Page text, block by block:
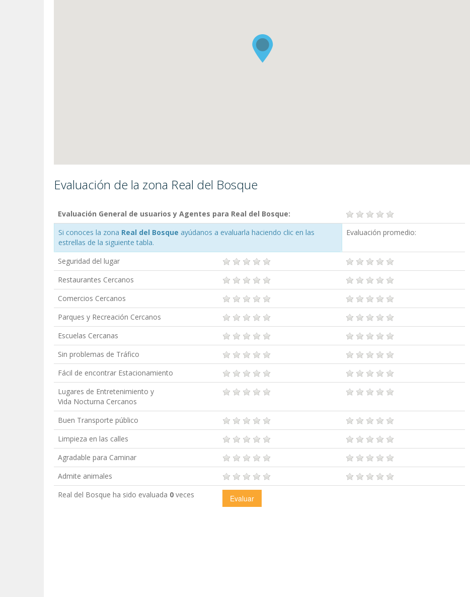
Evaluación de la zona Real del Bosque
Evaluación General de usuarios y Agentes para Real del Bosque:
Si conoces la zona Real del Bosque ayúdanos a evaluarla haciendo clic en las
estrellas de la siguiente tabla.
Evaluación promedio:
Seguridad del lugar
Restaurantes Cercanos
Comercios Cercanos
Parques y Recreación Cercanos
Escuelas Cercanas
Sin problemas de Tráfico
Fácil de encontrar Estacionamiento
Lugares de Entretenimiento y
Vida Nocturna Cercanos
Buen Transporte público
Limpieza en las calles
Agradable para Caminar
Admite animales
Real del Bosque ha sido evaluada 0 veces